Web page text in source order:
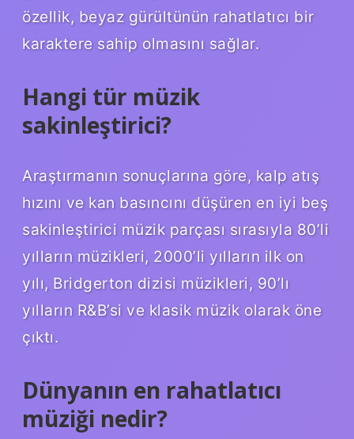
özellik, beyaz gürültünün rahatlatıcı bir
karaktere sahip olmasını sağlar.
Hangi tür müzik
sakinleştirici?
Araştırmanın sonuçlarına göre, kalp atış
hızını ve kan basıncını düşüren en iyi beş
sakinleştirici müzik parçası sırasıyla 80’li
yılların müzikleri, 2000’li yılların ilk on
yılı, Bridgerton dizisi müzikleri, 90’lı
yılların R&B’si ve klasik müzik olarak öne
çıktı.
Dünyanın en rahatlatıcı
müziği nedir?